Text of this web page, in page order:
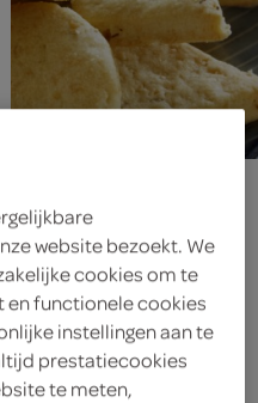
met
website bezoekt. We
cookies om te
en functionele cookies
instellingen aan te
prestatiecookies
te meten,